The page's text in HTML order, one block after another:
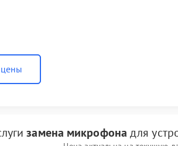
замена микрофона для